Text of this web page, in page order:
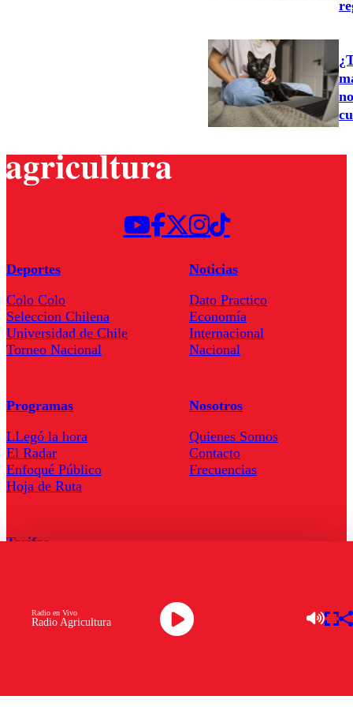
Radio Agricultura
Radio en Vivo
Deportes
Colo Colo
Seleccion Chilena
Universidad de Chile
Torneo Nacional
Noticias
Dato Practico
Economía
Internacional
Nacional
Programas
LLegó la hora
El Radar
Enfoqué Público
Hoja de Ruta
Nosotros
Quienes Somos
Contacto
Frecuencias
Tarifas
Descarga la APP